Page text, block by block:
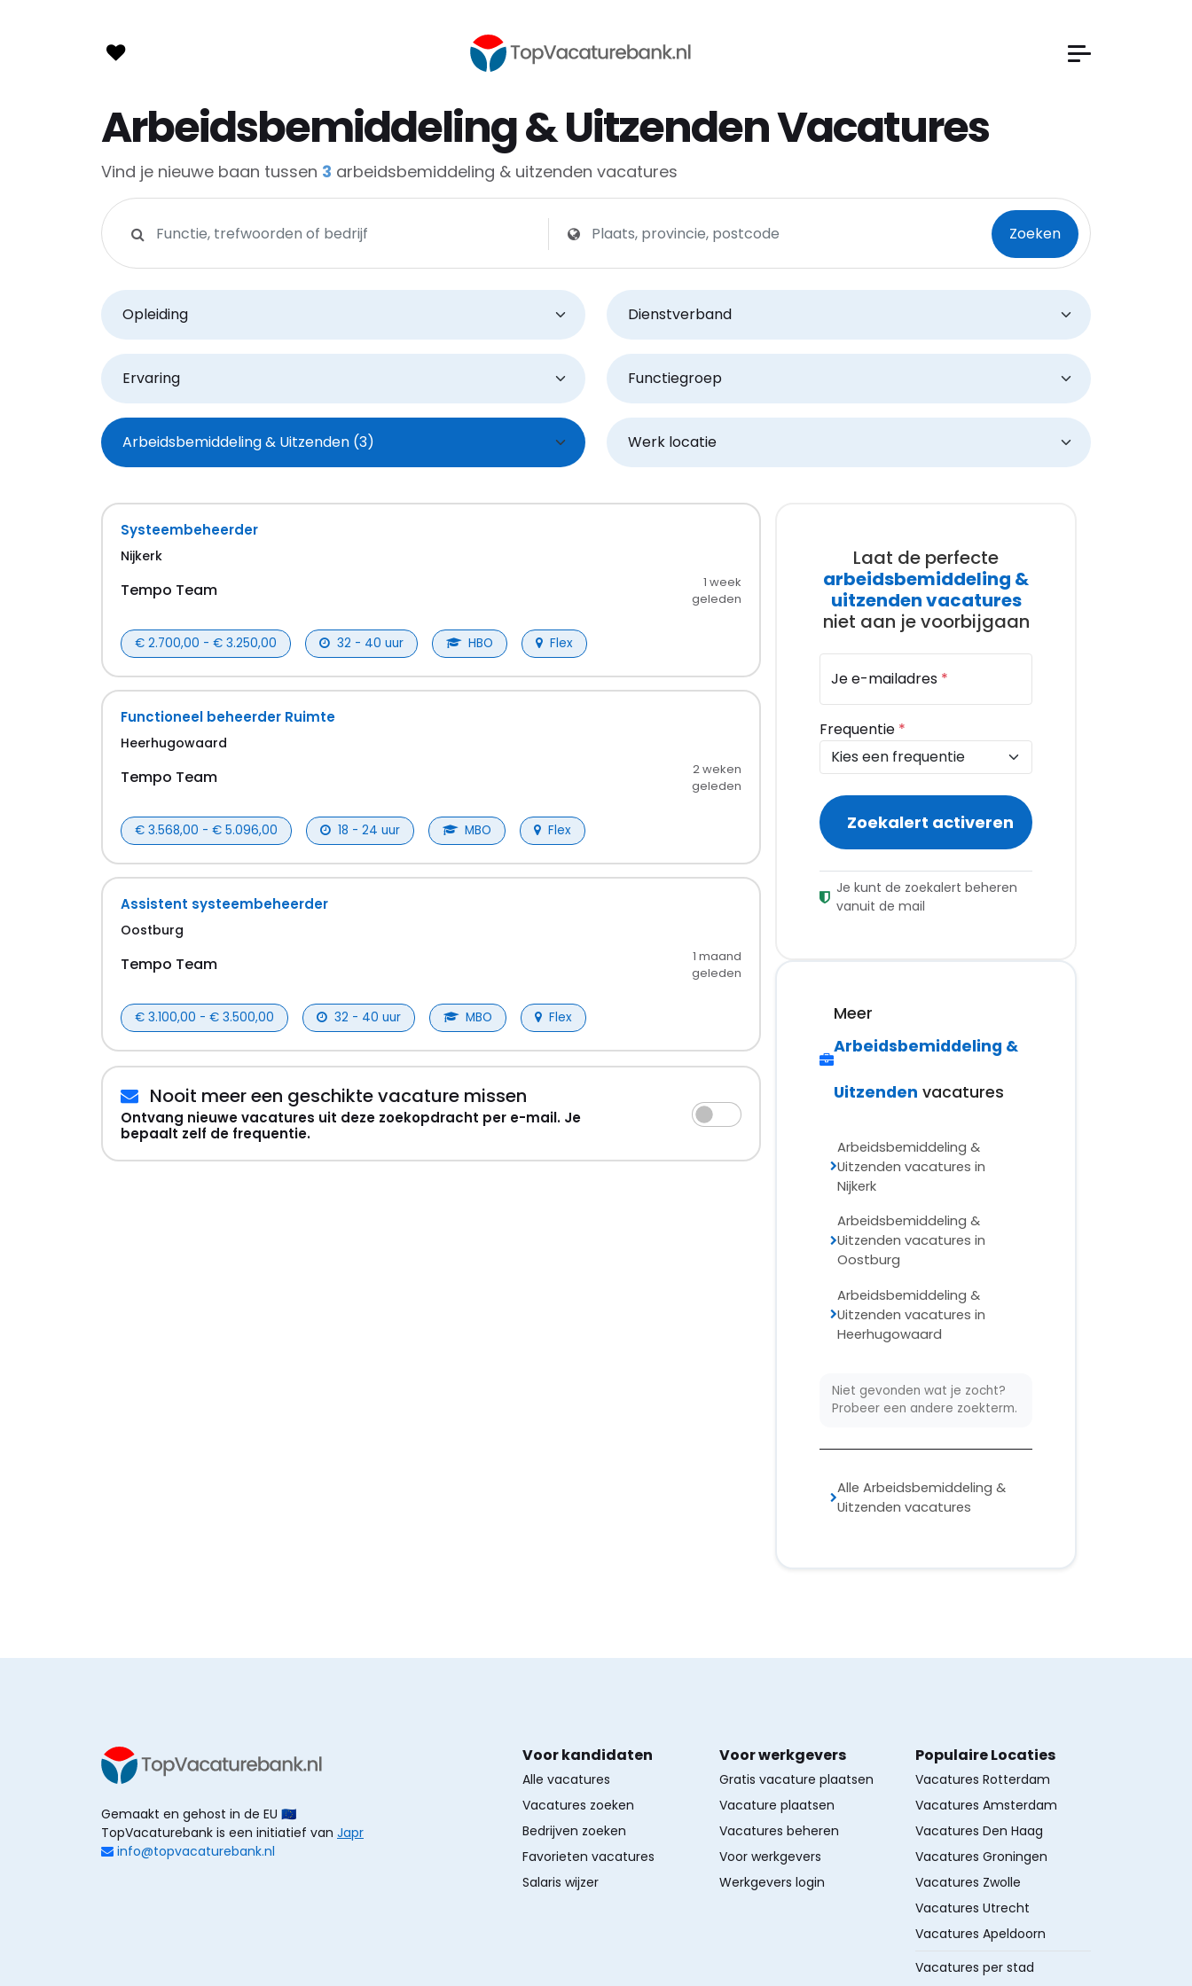
Arbeidsbemiddeling & Uitzenden Vacatures
Vind je nieuwe baan tussen 3 arbeidsbemiddeling & uitzenden vacatures
Zoeken op functie, trefwoorden of bedrijf Zoeken op plaats, provincie of postcode Zoeken
Opleiding Dienstverband
Ervaring Functiegroep
Branche Werk locatie
Laat de perfecte
arbeidsbemiddeling &
uitzenden vacatures
niet aan je voorbijgaan
Je e-mailadres *
Frequentie *
Zoekalert activeren
Je kunt de zoekalert beheren
vanuit de mail
Meer
Arbeidsbemiddeling &
Uitzenden vacatures
Arbeidsbemiddeling &
Uitzenden vacatures in
Nijkerk
Arbeidsbemiddeling &
Uitzenden vacatures in
Oostburg
Arbeidsbemiddeling &
Uitzenden vacatures in
Heerhugowaard
Niet gevonden wat je zocht?
Probeer een andere zoekterm.
Alle Arbeidsbemiddeling &
Uitzenden vacatures
Systeembeheerder
Nijkerk
Tempo Team
€ 2.700,00 - € 3.250,00 32 - 40 uur HBO Flex
1 week
geleden
Functioneel beheerder Ruimte
Heerhugowaard
Tempo Team
€ 3.568,00 - € 5.096,00 18 - 24 uur MBO Flex
2 weken
geleden
Assistent systeembeheerder
Oostburg
Tempo Team
€ 3.100,00 - € 3.500,00 32 - 40 uur MBO Flex
1 maand
geleden
Nooit meer een geschikte vacature missen
Ontvang nieuwe vacatures uit deze zoekopdracht per e-mail. Je
bepaalt zelf de frequentie.
Gemaakt en gehost in de EU 🇪🇺
TopVacaturebank is een initiatief van Japr
info@topvacaturebank.nl
Voor kandidaten
Alle vacatures
Vacatures zoeken
Bedrijven zoeken
Favorieten vacatures
Salaris wijzer
Voor werkgevers
Gratis vacature plaatsen
Vacature plaatsen
Vacatures beheren
Voor werkgevers
Werkgevers login
Populaire Locaties
Vacatures Rotterdam
Vacatures Amsterdam
Vacatures Den Haag
Vacatures Groningen
Vacatures Zwolle
Vacatures Utrecht
Vacatures Apeldoorn
Vacatures per stad